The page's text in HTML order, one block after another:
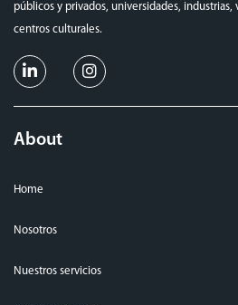
públicos y privados, universidades, industrias,
centros culturales.
About
Home
Nosotros
Nuestros servicios